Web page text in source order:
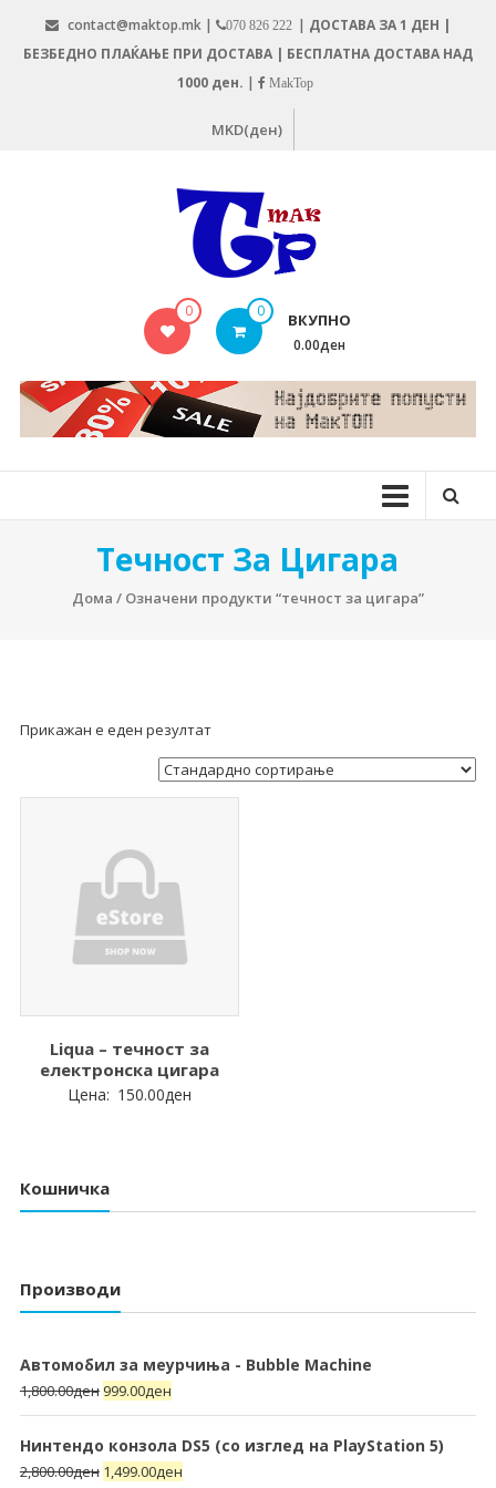
content
contact@maktop.mk | 070 826 222 | ДОСТАВА ЗА 1 ДЕН |
БЕЗБЕДНО ПЛАЌАЊЕ ПРИ ДОСТАВА | БЕСПЛАТНА ДОСТАВА НАД
1000 ден. | MakTop
MKD(ден)
MAKTOP.MK
0 0 ВКУПНО
0.00ден
Течност За Цигара
Дома / Означени продукти “течност за цигара”
Прикажан е еден резултат
Liqua – течност за
електронска цигара
Цена: 150.00ден
Кошничка
Производи
Автомобил за меурчиња - Bubble Machine
1,800.00ден 999.00ден
Нинтендо конзола DS5 (со изглед на PlayStation 5)
2,800.00ден 1,499.00ден